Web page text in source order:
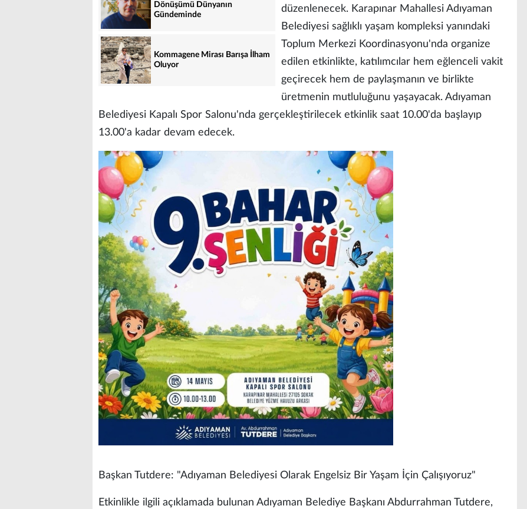
Dönüşümü Dünyanın
Gündeminde
Kommagene Mirası Barışa İlham
Oluyor
düzenlenecek. Karapınar Mahallesi Adıyaman
Belediyesi sağlıklı yaşam kompleksi yanındaki
Toplum Merkezi Koordinasyonu'nda organize
edilen etkinlikte, katılımcılar hem eğlenceli vakit
geçirecek hem de paylaşmanın ve birlikte
üretmenin mutluluğunu yaşayacak. Adıyaman
Belediyesi Kapalı Spor Salonu'nda gerçekleştirilecek etkinlik saat 10.00'da başlayıp
13.00'a kadar devam edecek.
Başkan Tutdere: "Adıyaman Belediyesi Olarak Engelsiz Bir Yaşam İçin Çalışıyoruz"
Etkinlikle ilgili açıklamada bulunan Adıyaman Belediye Başkanı Abdurrahman Tutdere,